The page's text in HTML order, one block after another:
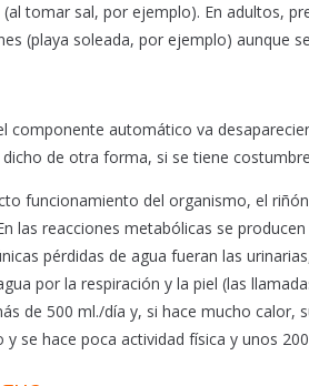
tomar sal, por ejemplo). En adultos,
(playa soleada, por ejemplo) aunque
componente automático va
de otra forma, si se tiene
funcionamiento del organismo, el
las reacciones metabólicas se
pérdidas de agua fueran las
por la respiración y la piel (las
de 500 ml./día y, si hace mucho calor,
y se hace poca actividad física y unos